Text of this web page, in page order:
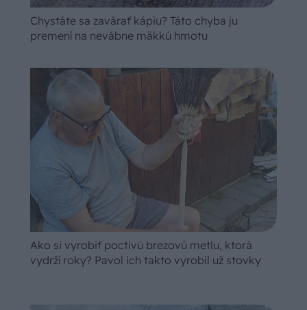
Chystáte sa zavárať kápiu? Táto chyba ju
premení na nevábne mäkkú hmotu
Ako si vyrobiť poctivú brezovú metlu, ktorá
vydrží roky? Pavol ich takto vyrobil už stovky